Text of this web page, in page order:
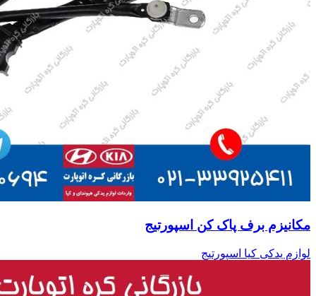
مکانیزم برف پاک کن اسپورتیج
لوازم یدکی کیا اسپورتیج